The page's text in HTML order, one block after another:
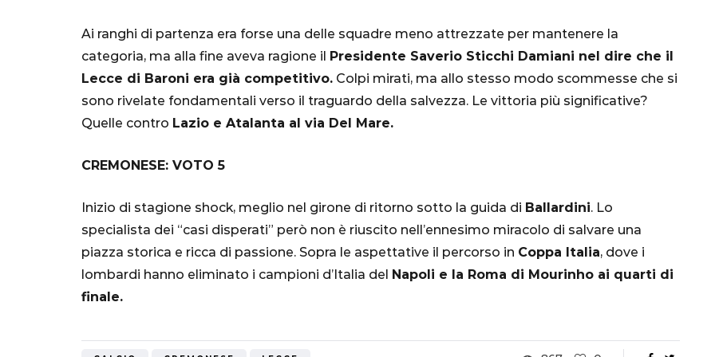
Ai ranghi di partenza era forse una delle squadre meno attrezzate per mantenere la
categoria, ma alla fine aveva ragione il Presidente Saverio Sticchi Damiani nel dire che il
Lecce di Baroni era già competitivo. Colpi mirati, ma allo stesso modo scommesse che si
sono rivelate fondamentali verso il traguardo della salvezza. Le vittoria più significative?
Quelle contro Lazio e Atalanta al via Del Mare.
CREMONESE: VOTO 5
Inizio di stagione shock, meglio nel girone di ritorno sotto la guida di Ballardini. Lo
specialista dei “casi disperati” però non è riuscito nell’ennesimo miracolo di salvare una
piazza storica e ricca di passione. Sopra le aspettative il percorso in Coppa Italia, dove i
lombardi hanno eliminato i campioni d’Italia del Napoli e la Roma di Mourinho ai quarti di
finale.
5 Ottobre 2022 1 Dicembre 2022